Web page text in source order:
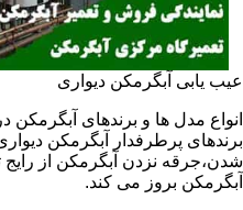
عیب یابی آبگرمکن دیواری
انواع مدل ها و برندهای آبگرمکن
برندهای پرطرفدار آبگرمکن
شدن،جرقه نزدن آبگرمکن از
آبگرمکن بروز می کند.